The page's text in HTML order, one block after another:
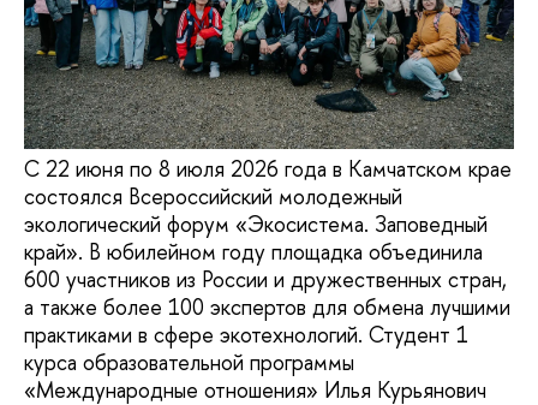
С 22 июня по 8 июля 2026 года в Камчатском крае
состоялся Всероссийский молодежный
экологический форум «Экосистема. Заповедный
край». В юбилейном году площадка объединила
600 участников из России и дружественных стран,
а также более 100 экспертов для обмена лучшими
практиками в сфере экотехнологий. Студент 1
курса образовательной программы
«Международные отношения» Илья Курьянович